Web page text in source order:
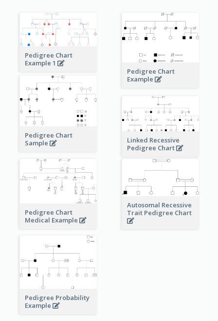
Pedigree Chart
Example 1
Pedigree Chart
Example
Pedigree Chart
Sample
Linked Recessive
Pedigree Chart
Pedigree Chart
Medical Example
Autosomal Recessive
Trait Pedigree Chart
Pedigree Probability
Example